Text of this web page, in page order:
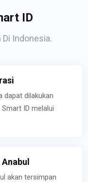
ID
Di Indonesia.
dapat dilakukan
ID melalui
akan tersimpan